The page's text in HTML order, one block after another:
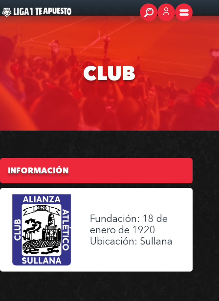
CLUB
INFORMACIÓN
Fundación: 18 de
enero de 1920
Ubicación: Sullana